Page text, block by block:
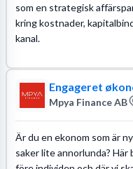
som en strategisk
kring kostnader,
kanal.
Engageret
Mpya Finance AB
Är du en ekonom som är
saker lite annorlunda? Här